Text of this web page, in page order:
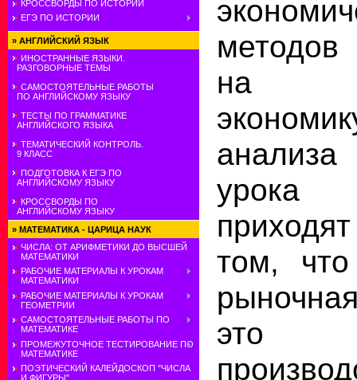
КРОССВОРДЫ ПО ИСТОРИИ
ЕГЭ ПО ИСТОРИИ
» АНГЛИЙСКИЙ ЯЗЫК
ИНОСТРАННЫЕ ЯЗЫКИ.
РАЗГОВОРНЫЕ ТЕМЫ
САМОСТОЯТЕЛЬНЫЕ РАБОТЫ
ПО АНГЛИЙСКОМУ ЯЗЫКУ
ТЕСТЫ ПО ГРАММАТИКЕ
АНГЛИЙСКОГО ЯЗЫКА
ТЕМАТИЧЕСКИЙ КОНТРОЛЬ.
9 КЛАСС
ПОДГОТОВКА К ЕГЭ ПО
АНГЛИЙСКОМУ ЯЗЫКУ
КРОССВОРДЫ ПО
АНГЛИЙСКОМУ ЯЗЫКУ
» МАТЕМАТИКА - ЦАРИЦА НАУК
ЧИСЛА: ОТ АРИФМЕТИКИ ДО ВЫСШЕЙ
МАТЕМАТИКИ
РАБОЧИЕ МАТЕРИАЛЫ К УРОКАМ
МАТЕМАТИКИ
РАБОЧИЕ МАТЕРИАЛЫ К УРОКАМ
ГЕОМЕТРИИ
САМОСТОЯТЕЛЬНЫЕ РАБОТЫ ПО
МАТЕМАТИКЕ
ПРОМЕЖУТОЧНОЕ ТЕСТИРОВАНИЕ ПО
МАТЕМАТИКЕ
ПОЭТИЧЕСКИЙ КАЛЕЙДОСКОП "ЧИСЛА
И ФИГУРЫ"
на
урока
том,
это